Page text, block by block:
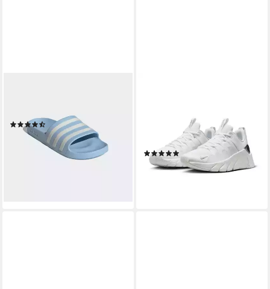
(4389)
ab 23,00 €
lieferbar - in 2-3 Werktagen bei dir
+41
Balance aus Dämpfung und
Stabilität
(3)
129,99 €
lieferbar - in 2-3 Werktagen bei dir